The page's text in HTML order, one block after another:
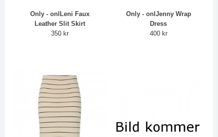
Only - onlLeni Faux
Leather Slit Skirt
350 kr
Only - onlJenny Wrap
Dress
400 kr